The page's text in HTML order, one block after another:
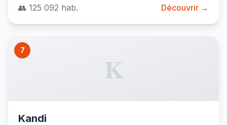
👥 125 092 hab. Découvrir →
7
K
Kandi